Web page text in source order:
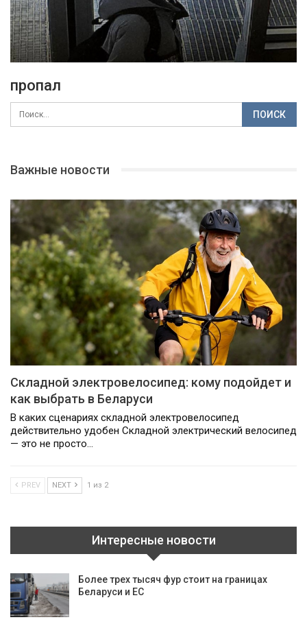
пропал
Важные новости
Складной электровелосипед: кому подойдет и
как выбрать в Беларуси
В каких сценариях складной электровелосипед
действительно удобен Складной электрический велосипед
— это не просто…
PREV NEXT 1 из 2
Интересные новости
Более трех тысяч фур стоит на границах
Беларуси и ЕС